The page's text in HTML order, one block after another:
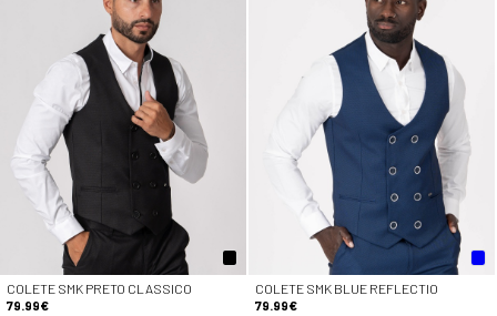
COLETE SMK PRETO CLASSICO
79.99€
COLETE SMK BLUE REFLECTIO
79.99€